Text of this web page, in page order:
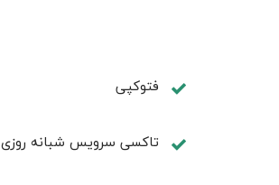
فتوکپی
تاکسی سرویس شبانه روزی